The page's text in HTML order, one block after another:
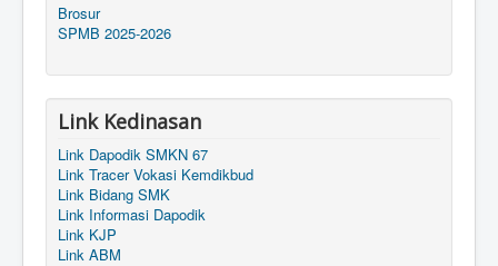
Brosur
SPMB 2025-2026
Link Kedinasan
Link Dapodik SMKN 67
Link Tracer Vokasi Kemdikbud
Link Bidang SMK
Link Informasi Dapodik
Link KJP
Link ABM